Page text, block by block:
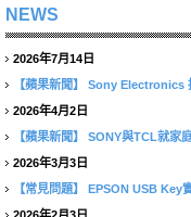
NEWS
2026年7月14日
【蘋果新聞】
Sony Electronics
2026年4月2日
【蘋果新聞】
SONY與TCL就家
2026年3月3日
【常見問題】
EPSON USB Key